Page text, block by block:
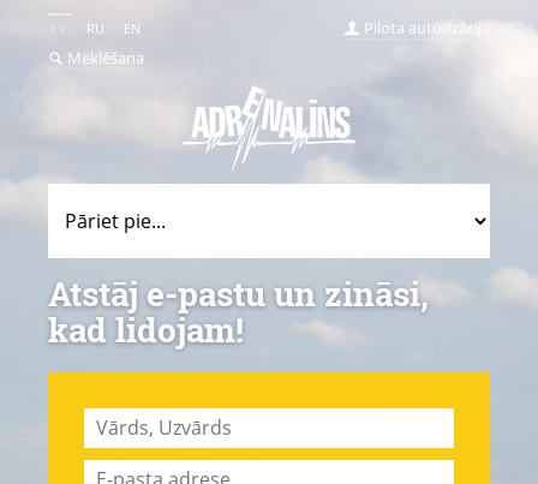
RU EN
Meklēšana
Pilota autorizācija
Atstāj e-pastu un zināsi,
kad lidojam!